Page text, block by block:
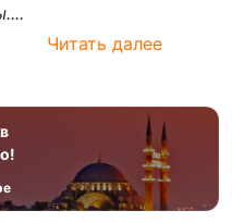
Читать далее